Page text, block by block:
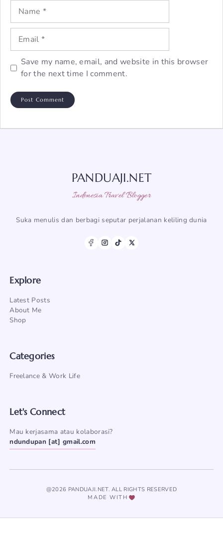
Name
Email
Save my name, email, and website in this browser
for the next time I comment.
PANDUAJI.NET
Indonesia Travel Blogger
Suka menulis dan berbagi seputar perjalanan keliling dunia
Explore
Latest Posts
About Me
Shop
Categories
Freelance & Work Life
Let's Connect
Mau kerjasama atau kolaborasi?
ndundupan [at] gmail.com
@2026 PANDUAJI.NET. ALL RIGHTS RESERVED
MADE WITH